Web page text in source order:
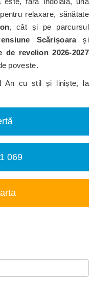
pentru relaxare, sănătate
, cât și pe parcursul
Scărișoarași
de revelion 2026-2027
poveste.
An cu stil și liniște, la
069